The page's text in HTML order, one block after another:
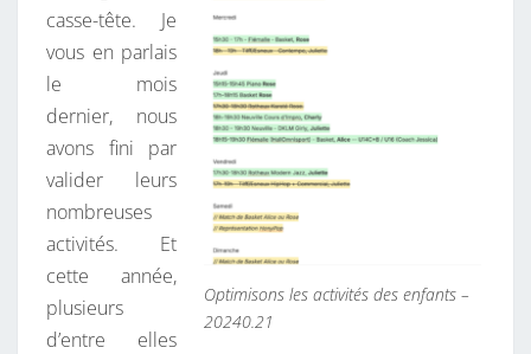
E
S
R
P
A
R
I
Optimisons les activités des enfants –
20240.21
casse-tête. Je
vous en parlais
le mois
dernier, nous
avons fini par
valider leurs
nombreuses
activités. Et
cette année,
plusieurs
d’entre elles